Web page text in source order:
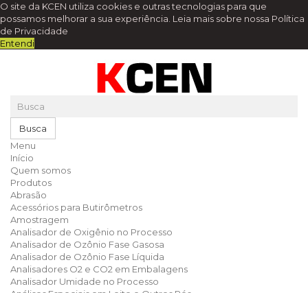
O site da KCEN utiliza cookies e outras tecnologias para que
possamos melhorar a sua experiência. Leia mais sobre nossa Política
de Privacidade
Entendi
Busca
Menu
Início
Quem somos
Produtos
Abrasão
Acessórios para Butirômetros
Amostragem
Analisador de Oxigênio no Processo
Analisador de Ozônio Fase Gasosa
Analisador de Ozônio Fase Líquida
Analisadores O2 e CO2 em Embalagens
Analisador Umidade no Processo